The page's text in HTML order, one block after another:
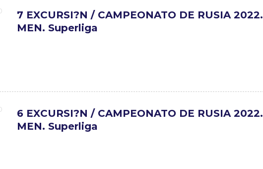
7 EXCURSI?N / CAMPEONATO DE RUSIA 2022.
MEN. Superliga
6 EXCURSI?N / CAMPEONATO DE RUSIA 2022.
MEN. Superliga